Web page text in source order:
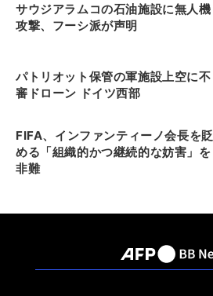
サウジアラムコの石油施設に無人機
攻撃、フーシ派が声明
パトリオット保管の軍施設上空に不
審ドローン ドイツ西部
FIFA、インファンティーノ会長を貶
める「組織的かつ継続的な妨害」を
非難